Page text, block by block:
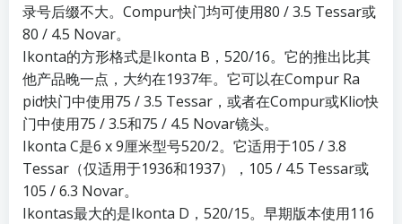
录号后缀不大。Compur快门均可使用80 / 3.5 Tessar或
80 / 4.5 Novar。
Ikonta的方形格式是Ikonta B，520/16。它的推出比其
他产品晚一点，大约在1937年。它可以在Compur Ra​​
pid快门中使用75 / 3.5 Tessar，或者在Compur或Klio快
门中使用75 / 3.5和75 / 4.5 Novar镜头。
Ikonta C是6 x 9厘米型号520/2。它适用于105 / 3.8
Tessar（仅适用于1936和1937），105 / 4.5 Tessar或
105 / 6.3 Novar。
Ikontas最大的是Ikonta D，520/15。早期版本使用116